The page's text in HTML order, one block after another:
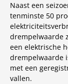
Naast een
tenminste 50
drempelwaarde
een elektrische
drempelwaarde
met een
vallen.